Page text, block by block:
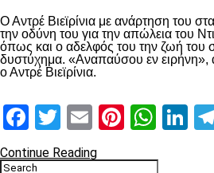
Ο Αντρέ Βιεϊρίνια με ανάρτηση του
την οδύνη του για την απώλεια του
όπως και ο αδελφός του την ζωή του
δυστύχημα. «Αναπαύσου εν ειρήνη»,
ο Αντρέ Βιεϊρίνια.
Facebook
Twitter
Email
Continue Reading